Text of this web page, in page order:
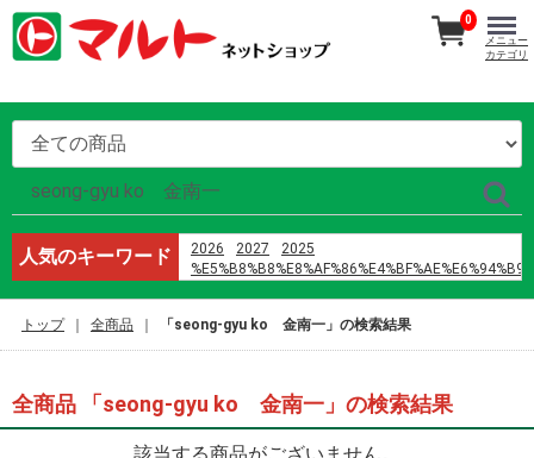
人気のキーワード 2026 2027
2025
%E5%B8%B8%E8%AF%86%E4%BF%AE%E6%94%B9
h%E6%96%87 %E4%B8%8D3p
%D9%85%D8%A7%D9%86%D9%87%D9%88%D8%A7
%D8%A7%D9%84%D9%86%D8%B5%D9%84
%D8%A7%D9%84%D9%81%D8%B5%D9%84 42
0
メニュー
カテゴリ
トップ 全商品 「seong-gyu ko 金南一」の検索結果
全商品 「seong-gyu ko 金南一」の検索結果